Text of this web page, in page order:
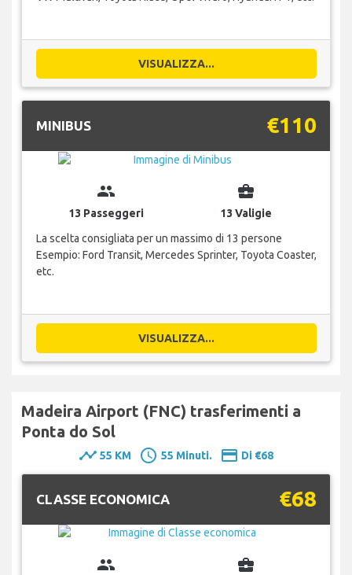
VISUALIZZA...
MINIBUS €110
group
13 Passeggeri
business_center
13 Valigie
La scelta consigliata per un massimo di 13 persone
Esempio: Ford Transit, Mercedes Sprinter, Toyota Coaster,
etc.
VISUALIZZA...
Madeira Airport (FNC) trasferimenti a
Ponta do Sol
timeline 55 KM schedule 55 Minuti. payment Di €68
CLASSE ECONOMICA €68
group business_center